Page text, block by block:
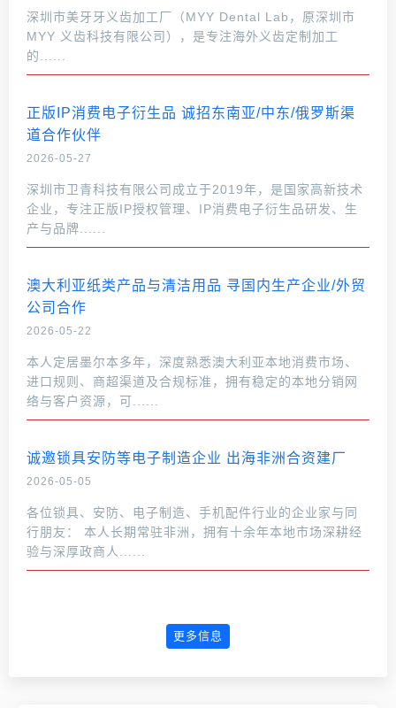
深圳市美牙牙义齿加工厂（MYY Dental Lab，原深圳市
MYY 义齿科技有限公司），是专注海外义齿定制加工
的......
正版IP消费电子衍生品 诚招东南亚/中东/俄罗斯渠
道合作伙伴
2026-05-27
深圳市卫青科技有限公司成立于2019年，是国家高新技术
企业，专注正版IP授权管理、IP消费电子衍生品研发、生
产与品牌......
澳大利亚纸类产品与清洁用品 寻国内生产企业/外贸
公司合作
2026-05-22
本人定居墨尔本多年，深度熟悉澳大利亚本地消费市场、
进口规则、商超渠道及合规标准，拥有稳定的本地分销网
络与客户资源，可......
诚邀锁具安防等电子制造企业 出海非洲合资建厂
2026-05-05
各位锁具、安防、电子制造、手机配件行业的企业家与同
行朋友： 本人长期常驻非洲，拥有十余年本地市场深耕经
验与深厚政商人......
更多信息